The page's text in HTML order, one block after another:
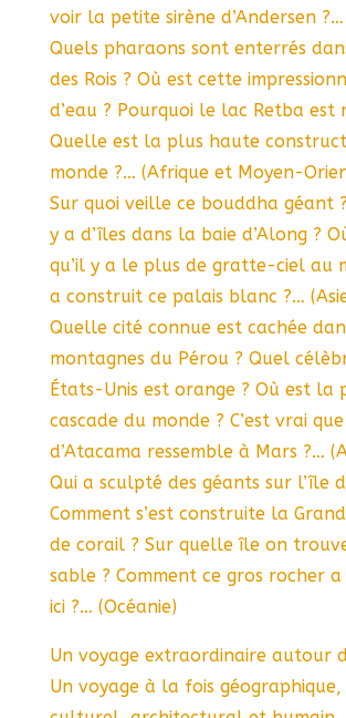
voir la petite sirène d’Andersen
Quels pharaons sont enterrés
des Rois ? Où est cette
d’eau ? Pourquoi le lac Retba est
Quelle est la plus haute
monde ?… (Afrique et Moyen-
Sur quoi veille ce bouddha géant
y a d’îles dans la baie d’Along ?
qu’il y a le plus de gratte-ciel au
a construit ce palais blanc ?…
Quelle cité connue est cachée
montagnes du Pérou ? Quel
États-Unis est orange ? Où est la
cascade du monde ? C’est vrai
d’Atacama ressemble à Mars ?…
Qui a sculpté des géants sur l’île
Comment s’est construite la
de corail ? Sur quelle île on
sable ? Comment ce gros rocher
ici ?… (Océanie)
Un voyage extraordinaire autour
Un voyage à la fois